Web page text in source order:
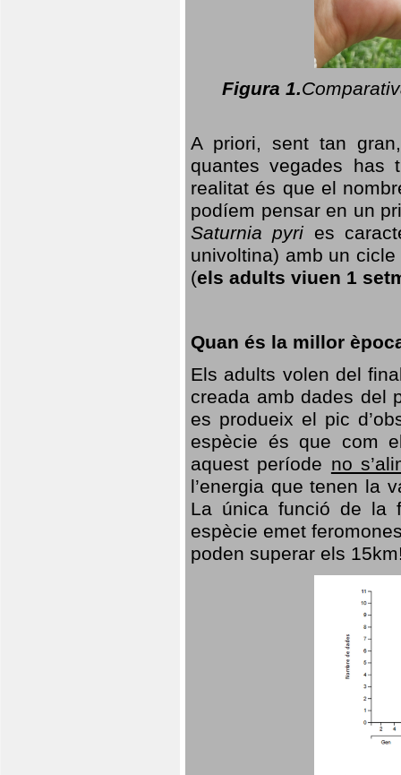
Figura 1.
A priori, sent tan
quantes vegades has
realitat és que el
podíem pensar en un
Saturnia pyri es
univoltina) amb un
(els adults viuen 1
Quan és la millor
Els adults volen del
creada amb dades del
es produeix el pic
espècie és que com
aquest període no
l’energia que tenen la
La única funció de la
espècie emet
poden superar els